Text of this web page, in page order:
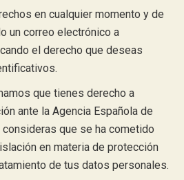
en cualquier momento y de
un correo electrónico a
el derecho que deseas
que tienes derecho a
ante la Agencia Española de
que se ha cometido
en materia de protección
de tus datos personales.